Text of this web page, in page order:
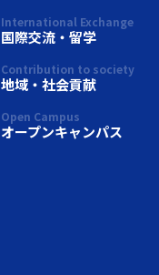
International Exchange
国際交流・留学
Contribution to society
地域・社会貢献
Open Campus
オープンキャンパス